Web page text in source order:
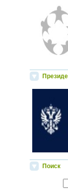
Поиск